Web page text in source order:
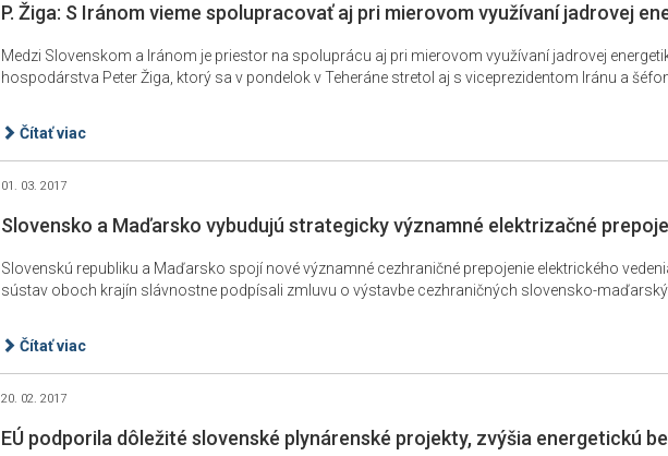
P. Žiga: S Iránom vieme spolupracovať aj pri mierovom využívaní jadrovej
Medzi Slovenskom a Iránom je priestor na spoluprácu aj pri mierovom využívaní jadrovej
hospodárstva Peter Žiga, ktorý sa v pondelok v Teheráne stretol aj s viceprezidentom Iránu a
Čítať viac
01. 03. 2017
Slovensko a Maďarsko vybudujú strategicky významné elektrizačné
Slovenskú republiku a Maďarsko spojí nové významné cezhraničné prepojenie elektrického
sústav oboch krajín slávnostne podpísali zmluvu o výstavbe cezhraničných slovensko-
Čítať viac
20. 02. 2017
EÚ podporila dôležité slovenské plynárenské projekty, zvýšia energetickú